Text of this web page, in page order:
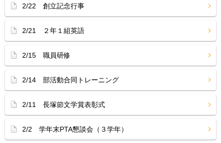
2/22 創立記念行事
2/21 ２年１組英語
2/15 職員研修
2/14 部活動合同トレーニング
2/11 長塚節文学賞表彰式
2/2 学年末PTA懇談会（３学年）